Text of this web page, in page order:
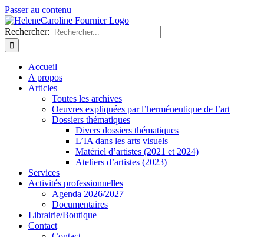
Passer au contenu
Rechercher:
Accueil
A propos
Articles
Toutes les archives
Oeuvres expliquées par l’herméneutique de l’art
Dossiers thématiques
Divers dossiers thématiques
L’IA dans les arts visuels
Matériel d’artistes (2021 et 2024)
Ateliers d’artistes (2023)
Services
Activités professionnelles
Agenda 2026/2027
Documentaires
Librairie/Boutique
Contact